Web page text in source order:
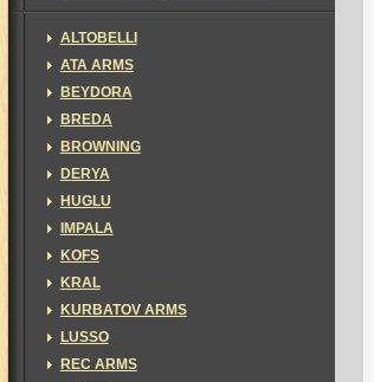
ALTOBELLI
ATA ARMS
BEYDORA
BREDA
BROWNING
DERYA
HUGLU
IMPALA
KOFS
KRAL
KURBATOV ARMS
LUSSO
REC ARMS